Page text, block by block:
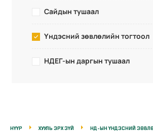
Сайдын тушаал
Үндэсний зөвлөлийн тогтоол
НДЕГ-ын даргын тушаал
НҮҮР ХУУЛЬ ЭРХ ЗҮЙ НД-ЫН ҮНДЭСНИЙ